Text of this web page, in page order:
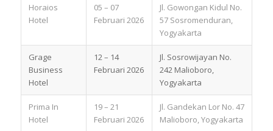
Horaios
Hotel
05 – 07
Februari 2026
Jl. Gowongan Kidul No.
57 Sosromenduran,
Yogyakarta
Grage
Business
Hotel
12 – 14
Februari 2026
Jl. Sosrowijayan No.
242 Malioboro,
Yogyakarta
Prima In
Hotel
19 – 21
Februari 2026
Jl. Gandekan Lor No. 47
Malioboro, Yogyakarta